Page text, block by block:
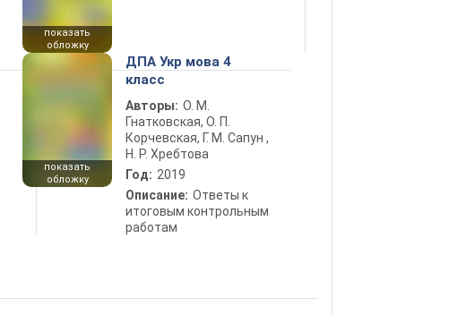
показать
обложку
показать
обложку
ДПА Укр мова 4
класс
Авторы: О. М.
Гнатковская, О. П.
Корчевская, Г. М. Сапун ,
Н. Р. Хребтова
Год: 2019
Описание: Ответы к
итоговым контрольным
работам